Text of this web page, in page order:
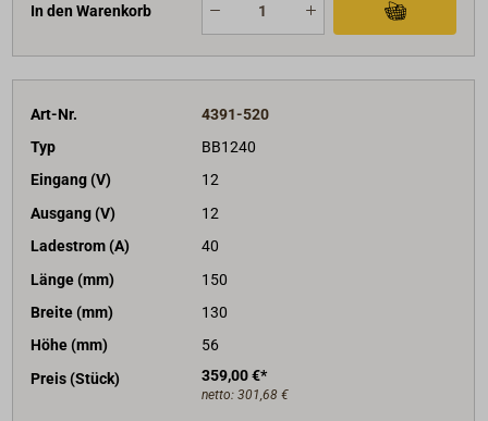
In den Warenkorb
Art-Nr.
4391-520
Typ
BB1240
Eingang (V)
12
Ausgang (V)
12
Ladestrom (A)
40
Länge (mm)
150
Breite (mm)
130
Höhe (mm)
56
Preis (Stück)
359,00 €*
netto: 301,68 €